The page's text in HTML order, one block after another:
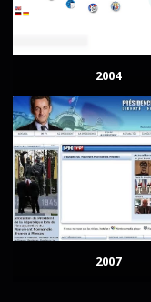
2004
2007